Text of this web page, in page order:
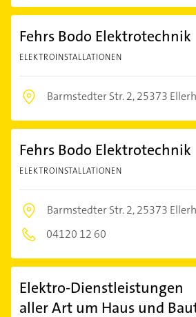
Fehrs Bodo Elektrotechnik
ELEKTROINSTALLATIONEN
Barmstedter Str. 2,25373
Fehrs Bodo Elektrotechnik
ELEKTROINSTALLATIONEN
Barmstedter Str. 2,25373
04120 12 60
Elektro-Dienstleistungen
aller Art um Haus und